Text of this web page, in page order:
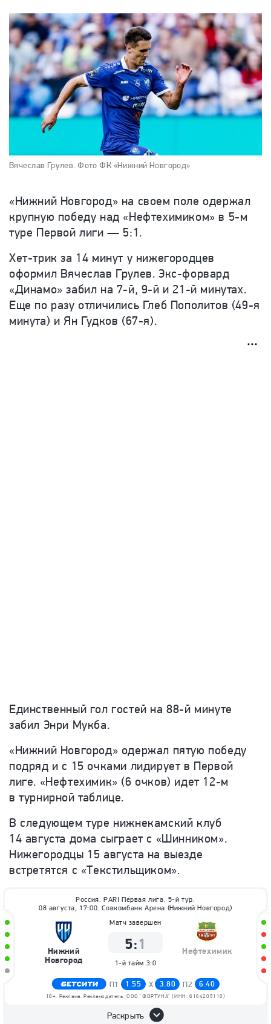
Вячеслав Грулев. Фото ФК «Нижний Новгород»
«Нижний Новгород» на своем поле одержал
крупную победу над «Нефтехимиком» в 5-м
туре Первой лиги — 5:1.
Хет-трик за 14 минут у нижегородцев
оформил Вячеслав Грулев. Экс-форвард
«Динамо» забил на 7-й, 9-й и 21-й минутах.
Еще по разу отличились Глеб Пополитов (49-я
минута) и Ян Гудков (67-я).
Единственный гол гостей на 88-й минуте
забил Энри Мукба.
«Нижний Новгород» одержал пятую победу
подряд и с 15 очками лидирует в Первой
лиге. «Нефтехимик» (6 очков) идет 12-м
в турнирной таблице.
В следующем туре нижнекамский клуб
14 августа дома сыграет с «Шинником».
Нижегородцы 15 августа на выезде
встретятся с «Текстильщиком».
Россия. PARI Первая лига. 5-й тур.
08 августа, 17:00. Совкомбанк Арена (Нижний Новгород)
Нижний
Новгород
Матч завершен
5:1
1-й тайм 3:0
Нефтехимик
П1 1.55 X 3.80 П2 6.40
18+. Реклама. Рекламодатель: ООО "ФОРТУНА" (ИНН: 6164205110)
Раскрыть